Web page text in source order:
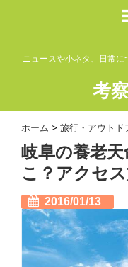
ニュースや小ネタ、日常に
考
ホーム > 旅行・アウトド
岐阜の養老
こ？アクセ
2016/01/13